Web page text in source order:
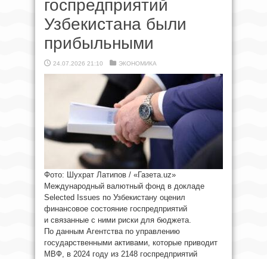
госпредприятий
Узбекистана были
прибыльными
24.07.2026 21:10 ЭКОНОМИКА
Фото: Шухрат Латипов / «Газета.uz»
Международный валютный фонд в докладе
Selected Issues по Узбекистану оценил
финансовое состояние госпредприятий
и связанные с ними риски для бюджета.
По данным Агентства по управлению
государственными активами, которые приводит
МВФ, в 2024 году из 2148 госпредприятий